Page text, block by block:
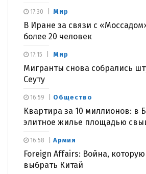
Мир
В Иране за связи с
более 20 человек
17:30
Мир
Мигранты снова собрались
Сеуту
17:15
Общество
Квартира за 10 миллионов: в
элитное жилье площадью
16:59
Армия
Foreign Affairs: Война,
выбрать Китай
16:58